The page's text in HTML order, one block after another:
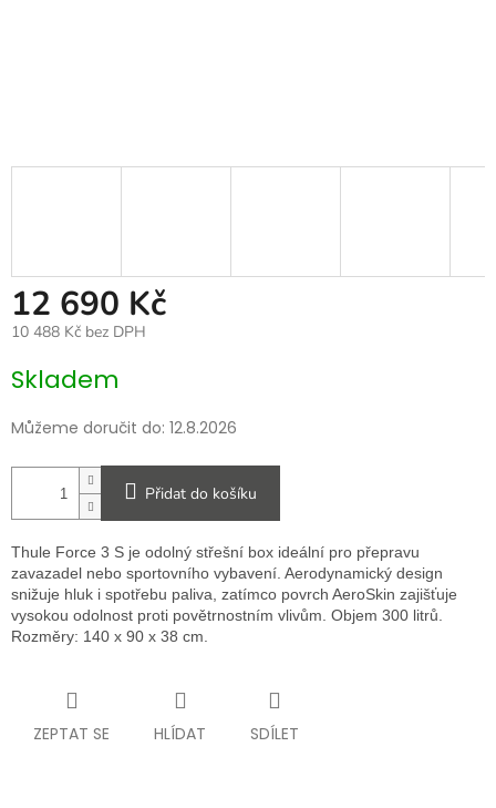
12 690 Kč
10 488 Kč bez DPH
cena:
Skladem
Můžeme doručit do: 12.8.2026
Přidat do košíku
Thule Force 3 S je odolný střešní box ideální pro přepravu
zavazadel nebo sportovního vybavení. Aerodynamický design
snižuje hluk i spotřebu paliva, zatímco povrch AeroSkin zajišťuje
vysokou odolnost proti povětrnostním vlivům. Objem 300 litrů.
Rozměry: 140 x 90 x 38 cm.
ZEPTAT SE HLÍDAT SDÍLET